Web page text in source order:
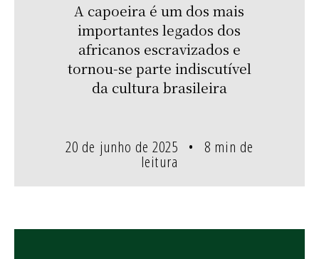
A capoeira é um dos mais
importantes legados dos
africanos escravizados e
tornou-se parte indiscutível
da cultura brasileira
20 de junho de 2025 8 min de
leitura